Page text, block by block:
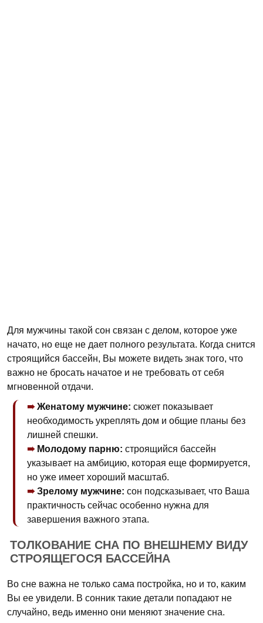
Для мужчины такой сон связан с делом, которое уже
начато, но еще не дает полного результата. Когда снится
строящийся бассейн, Вы можете видеть знак того, что
важно не бросать начатое и не требовать от себя
мгновенной отдачи.
Женатому мужчине: сюжет показывает
необходимость укреплять дом и общие планы без
лишней спешки.
Молодому парню: строящийся бассейн
указывает на амбицию, которая еще формируется,
но уже имеет хороший масштаб.
Зрелому мужчине: сон подсказывает, что Ваша
практичность сейчас особенно нужна для
завершения важного этапа.
ТОЛКОВАНИЕ СНА ПО ВНЕШНЕМУ ВИДУ
СТРОЯЩЕГОСЯ БАССЕЙНА
Во сне важна не только сама постройка, но и то, каким
Вы ее увидели. В сонник такие детали попадают не
случайно, ведь именно они меняют значение сна.